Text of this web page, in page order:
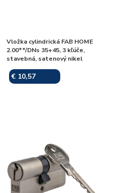
Vložka cylindrická FAB HOME
2.00**/DNs 35+45, 3 kľúče,
stavebná, satenový nikel
€ 10,57